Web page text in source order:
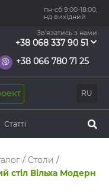
пн-сб 9:00-18:00,
нд вихідний
Зв'язатись з нами
+38 068 337 90 51
+38 066 780 71 25
RU
Статті
/ Столи /
стіл Вільха Модерн